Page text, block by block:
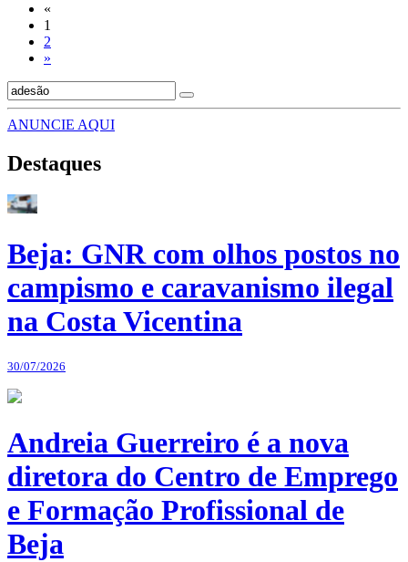
«
1
2
»
ANUNCIE AQUI
Destaques
Beja: GNR com olhos postos no
campismo e caravanismo ilegal
na Costa Vicentina
30/07/2026
Andreia Guerreiro é a nova
diretora do Centro de Emprego
e Formação Profissional de
Beja